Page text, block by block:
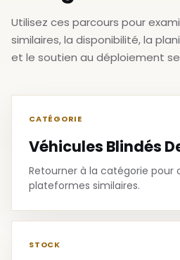
Utilisez ces parcours pour
similaires, la disponibilité, la
et le soutien au déploiement
CATÉGORIE
Véhicules Blindés
Retourner à la catégorie pour
plateformes similaires.
STOCK